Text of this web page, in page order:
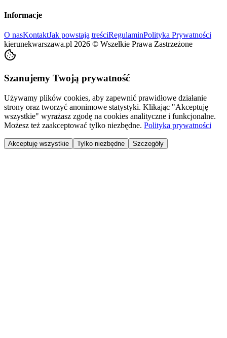
Informacje
O nasKontaktJak powstają treściRegulaminPolityka Prywatności
kierunekwarszawa.pl 2026 © Wszelkie Prawa Zastrzeżone
Szanujemy Twoją prywatność
Używamy plików cookies, aby zapewnić prawidłowe działanie
strony oraz tworzyć anonimowe statystyki. Klikając "Akceptuję
wszystkie" wyrażasz zgodę na cookies analityczne i funkcjonalne.
Możesz też zaakceptować tylko niezbędne. Polityka prywatności
Akceptuję wszystkie Tylko niezbędne Szczegóły